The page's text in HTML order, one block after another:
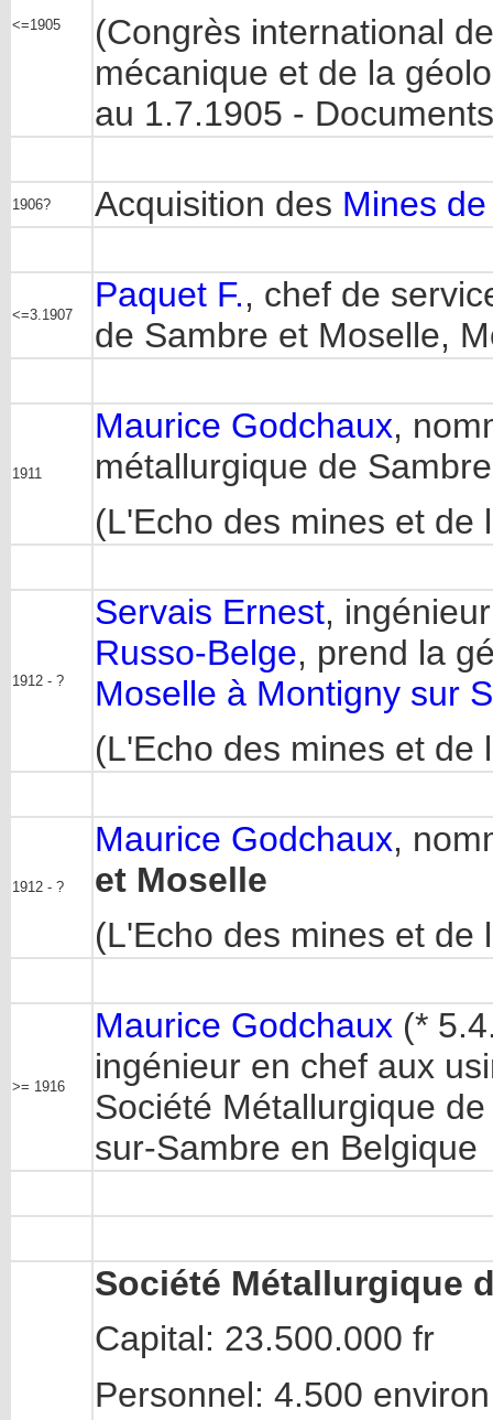
<=1905
(Congrès international
mécanique et de la
au 1.7.1905 -
1906? Acquisition des Mines
<=3.1907
Paquet F., chef de
de Sambre et Moselle,
1911
Maurice Godchaux,
métallurgique de
(L'Echo des mines et de
1912 - ?
Servais Ernest,
Russo-Belge, prend la
Moselle à Montigny sur
(L'Echo des mines et de
1912 - ?
Maurice Godchaux,
et Moselle
(L'Echo des mines et de
>= 1916
Maurice Godchaux (*
ingénieur en chef aux
Société Métallurgique
sur-Sambre en Belgique
Société Métallurgique
Capital: 23.500.000 fr
Personnel: 4.500 environ